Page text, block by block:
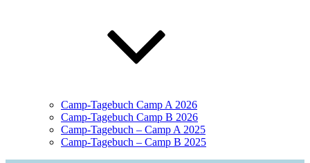
Camp-Tagebuch Camp A 2026
Camp-Tagebuch Camp B 2026
Camp-Tagebuch – Camp A 2025
Camp-Tagebuch – Camp B 2025